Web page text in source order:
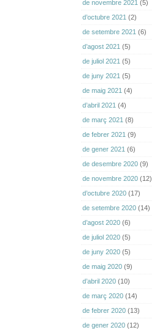
de novembre 2021 (5)
d’octubre 2021 (2)
de setembre 2021 (6)
d’agost 2021 (5)
de juliol 2021 (5)
de juny 2021 (5)
de maig 2021 (4)
d’abril 2021 (4)
de març 2021 (8)
de febrer 2021 (9)
de gener 2021 (6)
de desembre 2020 (9)
de novembre 2020 (12)
d’octubre 2020 (17)
de setembre 2020 (14)
d’agost 2020 (6)
de juliol 2020 (5)
de juny 2020 (5)
de maig 2020 (9)
d’abril 2020 (10)
de març 2020 (14)
de febrer 2020 (13)
de gener 2020 (12)